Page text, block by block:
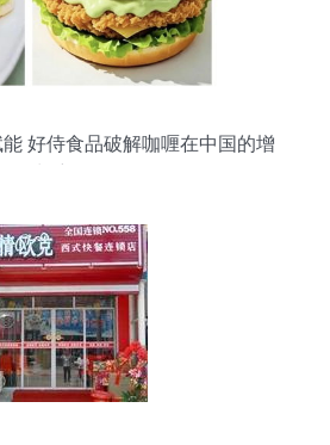
好侍食品破解咖喱在中国的增